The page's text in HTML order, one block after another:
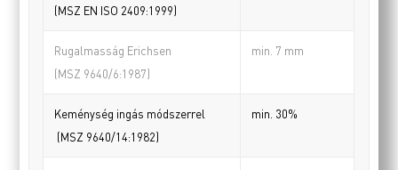
(MSZ EN ISO 2409:1999)
Rugalmasság Erichsen
(MSZ 9640/6:1987)
min. 7 mm
Keménység ingás módszerrel
(MSZ 9640/14:1982)
min. 30%